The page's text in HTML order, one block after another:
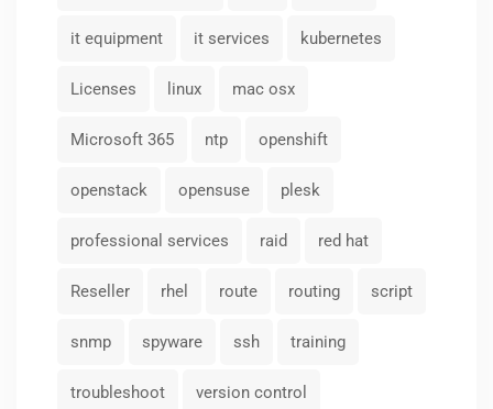
it equipment it services kubernetes
Licenses linux mac osx
Microsoft 365 ntp openshift
openstack opensuse plesk
professional services raid red hat
Reseller rhel route routing script
snmp spyware ssh training
troubleshoot version control